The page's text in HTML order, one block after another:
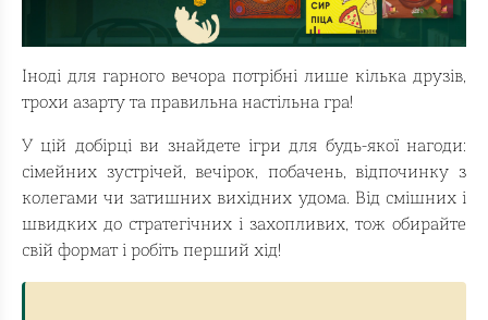
Іноді для гарного вечора потрібні лише кілька друзів,
трохи азарту та правильна настільна гра!
У цій добірці ви знайдете ігри для будь-якої нагоди:
сімейних зустрічей, вечірок, побачень, відпочинку з
колегами чи затишних вихідних удома. Від смішних і
швидких до стратегічних і захопливих, тож обирайте
свій формат і робіть перший хід!